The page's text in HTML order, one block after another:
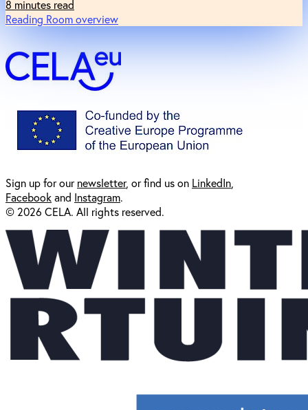
8 minutes read
Reading Room overview
Sign up for ournewsletter, or find us on LinkedIn
Facebookand Instagram.
© 2026 CELA. All rights reserved.